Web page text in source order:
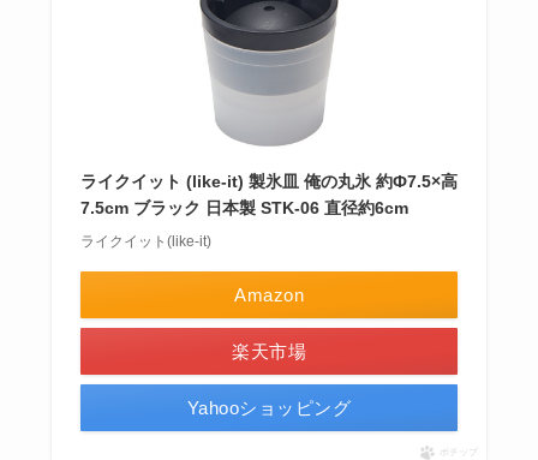
ライクイット (like-it) 製氷皿 俺の丸氷 約Ф7.5×高
7.5cm ブラック 日本製 STK-06 直径約6cm
ライクイット(like-it)
Amazon
楽天市場
Yahooショッピング
ポチップ